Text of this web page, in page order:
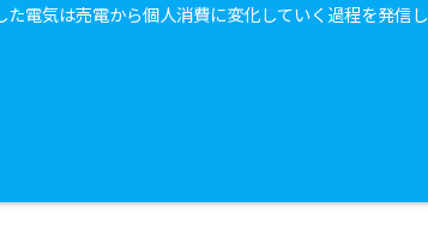
た電気は売電から個人消費に変化していく過程を発信し